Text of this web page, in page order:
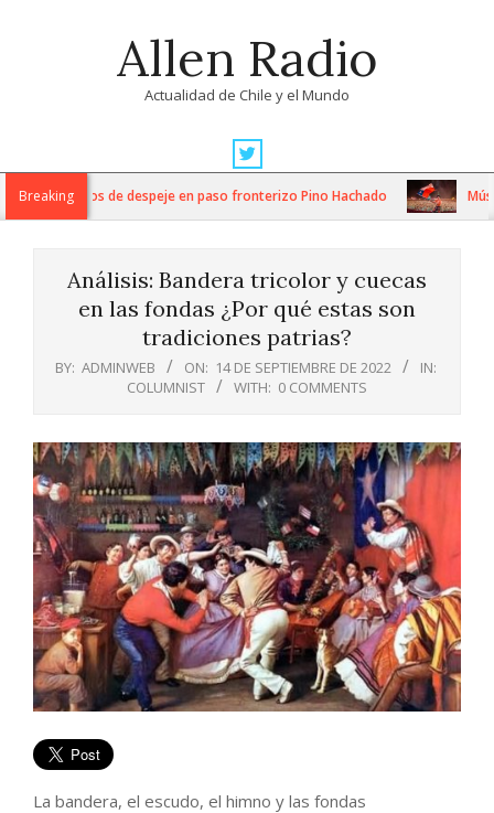
Allen Radio
Actualidad de Chile y el Mundo
Navigation
MenuBreaking
trabajos de despeje en paso fronterizo Pino Hachado Música:
Análisis: Bandera tricolor y cuecas
en las fondas ¿Por qué estas son
tradiciones patrias?
BY: ADMINWEB ON: 14 DE SEPTIEMBRE DE 2022
IN:
COLUMNIST
WITH: 0 COMMENTS
La bandera, el escudo, el himno y las fondas